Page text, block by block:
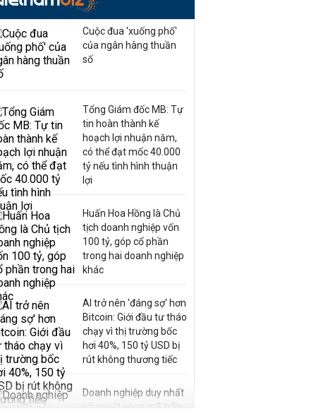
Cuộc đua 'xuống phố'
của ngân hàng thuần
số
Tổng Giám đốc MB: Tự
tin hoàn thành kế
hoạch lợi nhuận năm,
có thể đạt mốc 40.000
tỷ nếu tình hình thuận
lợi
Huấn Hoa Hồng là Chủ
tịch doanh nghiệp vốn
100 tỷ, góp cổ phần
trong hai doanh nghiệp
khác
AI trở nên 'đáng sợ' hơn
Bitcoin: Giới đầu tư tháo
chạy vì thị trường bốc
hơi 40%, 150 tỷ USD bị
rút không thương tiếc
Doanh nghiệp duy nhất
sản xuất vàng mã trên